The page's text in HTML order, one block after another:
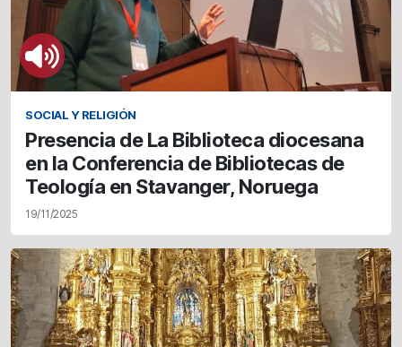
SOCIAL Y RELIGIÓN
Presencia de La Biblioteca diocesana
en la Conferencia de Bibliotecas de
Teología en Stavanger, Noruega
19/11/2025